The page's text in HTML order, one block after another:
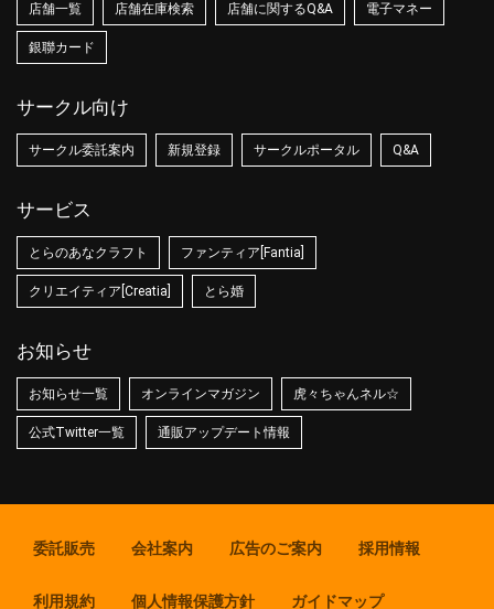
店舗一覧 店舗在庫検索 店舗に関するQ&A 電子マネー
銀聯カード
サークル向け
サークル委託案内 新規登録 サークルポータル Q&A
サービス
とらのあなクラフト ファンティア[Fantia]
クリエイティア[Creatia] とら婚
お知らせ
お知らせ一覧 オンラインマガジン 虎々ちゃんネル☆
公式Twitter一覧 通販アップデート情報
委託販売 会社案内 広告のご案内 採用情報
利用規約 個人情報保護方針 ガイドマップ